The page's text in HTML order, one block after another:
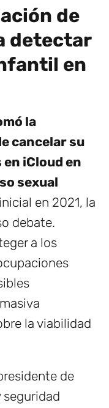
de
detectar
en
la
cancelar su
iCloud en
sexual
en 2021, la
debate.
a los
la viabilidad
de
seguridad